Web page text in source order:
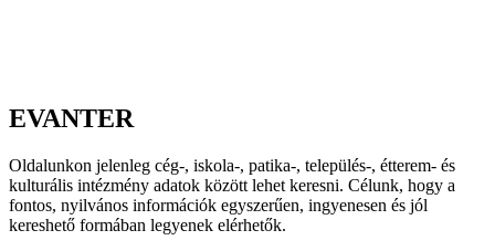
EVANTER
Oldalunkon jelenleg cég-, iskola-, patika-, település-, étterem- és
kulturális intézmény adatok között lehet keresni. Célunk, hogy a
fontos, nyilvános információk egyszerűen, ingyenesen és jól
kereshető formában legyenek elérhetők.